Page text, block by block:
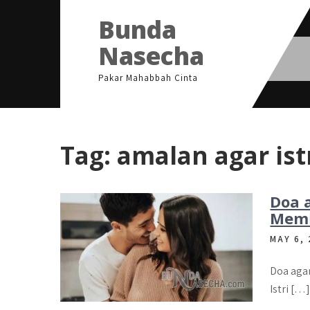
Bunda
Nasecha
Pakar Mahabbah Cinta
Tag: amalan agar
Doa
MAY 6,
Doa
Istri […]